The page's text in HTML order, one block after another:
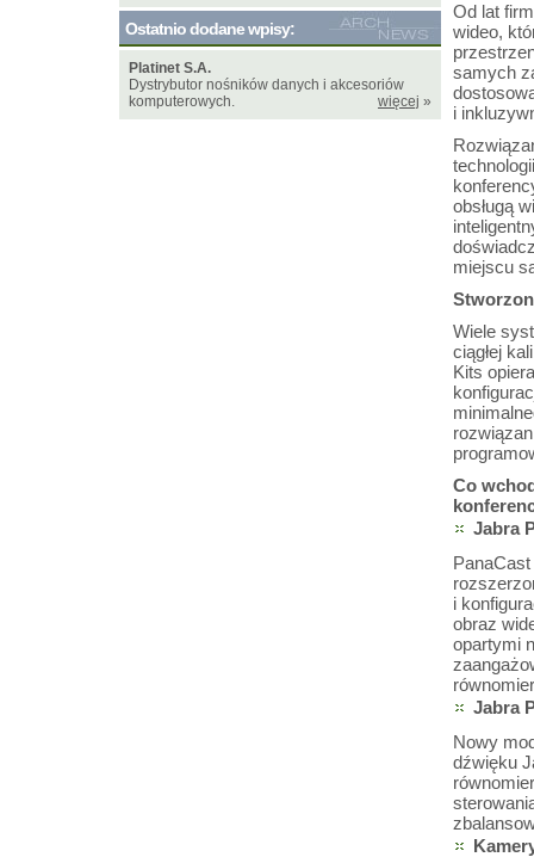
Od lat
wideo,
samych
i
obsługą
miejscu
Wiele
ciągłej
Kits
Co
Jabra
i
obraz
opartymi
Jabra
Nowy
dźwięku
Ostatnio dodane wpisy:
Platinet S.A.
Dystrybutor nośników danych i akcesoriów
komputerowych.
więcej »